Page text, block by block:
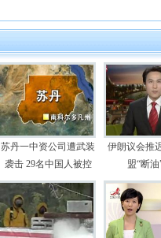
苏丹一中资公司遭武装
袭击 29名中国人被控
伊朗议会推
盟“断